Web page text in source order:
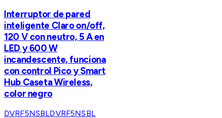
Interruptor de pared
inteligente Claro on/off,
120 V con neutro, 5 A en
LED y 600 W
incandescente, funciona
con control Pico y Smart
Hub Caseta Wireless,
color negro
DVRF5NSBLDVRF5NSBL